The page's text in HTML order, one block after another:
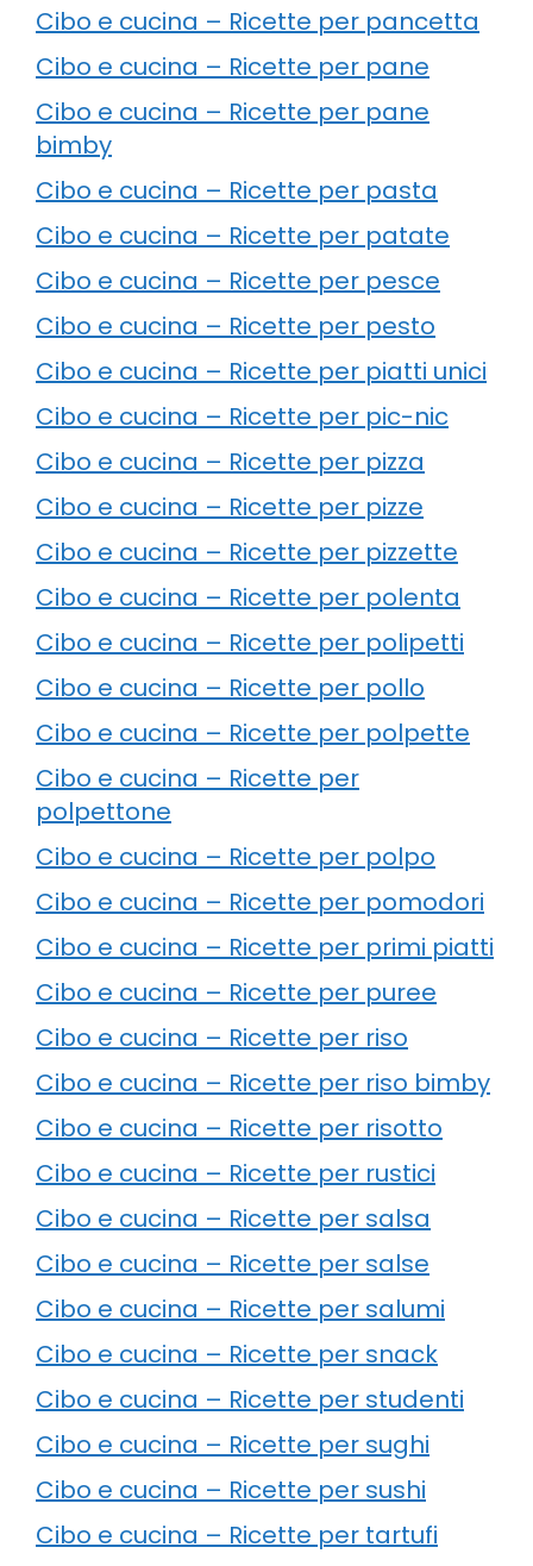
Cibo e cucina – Ricette per pancetta
Cibo e cucina – Ricette per pane
Cibo e cucina – Ricette per pane
bimby
Cibo e cucina – Ricette per pasta
Cibo e cucina – Ricette per patate
Cibo e cucina – Ricette per pesce
Cibo e cucina – Ricette per pesto
Cibo e cucina – Ricette per piatti unici
Cibo e cucina – Ricette per pic-nic
Cibo e cucina – Ricette per pizza
Cibo e cucina – Ricette per pizze
Cibo e cucina – Ricette per pizzette
Cibo e cucina – Ricette per polenta
Cibo e cucina – Ricette per polipetti
Cibo e cucina – Ricette per pollo
Cibo e cucina – Ricette per polpette
Cibo e cucina – Ricette per
polpettone
Cibo e cucina – Ricette per polpo
Cibo e cucina – Ricette per pomodori
Cibo e cucina – Ricette per primi piatti
Cibo e cucina – Ricette per puree
Cibo e cucina – Ricette per riso
Cibo e cucina – Ricette per riso bimby
Cibo e cucina – Ricette per risotto
Cibo e cucina – Ricette per rustici
Cibo e cucina – Ricette per salsa
Cibo e cucina – Ricette per salse
Cibo e cucina – Ricette per salumi
Cibo e cucina – Ricette per snack
Cibo e cucina – Ricette per studenti
Cibo e cucina – Ricette per sughi
Cibo e cucina – Ricette per sushi
Cibo e cucina – Ricette per tartufi